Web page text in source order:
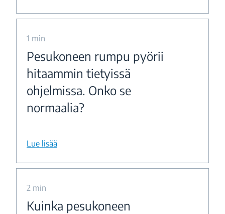
1 min
Pesukoneen rumpu pyörii
hitaammin tietyissä
ohjelmissa. Onko se
normaalia?
Lue lisää
2 min
Kuinka pesukoneen